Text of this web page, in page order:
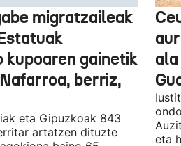
migratzaileak
kupoaren gainetik
berriz,
eta Gipuzkoak 843
artatzen dituzte
eta